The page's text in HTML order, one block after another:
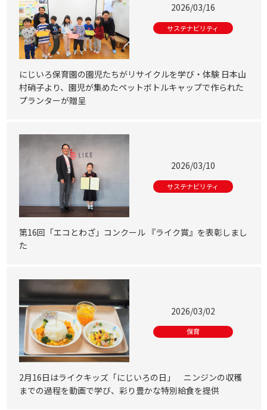
2026/03/16
サステナビリティ
にじいろ保育園の園児たちがリサイクルを学び・体験 日本山
村硝子より、園児が集めたペットボトルキャップで作られた
プランターが贈呈
2026/03/10
サステナビリティ
第16回「エコとわざ」コンクール 『ライク賞』を表彰しまし
た
2026/03/02
保育
2月16日はライクキッズ「にじいろの日」 ニンジンの収穫
までの過程を動画で学び、彩り豊かな特別給食を提供